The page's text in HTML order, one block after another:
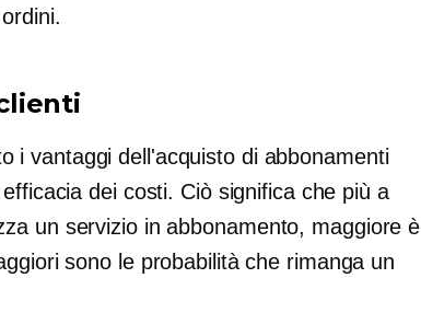
i vantaggi dell'acquisto di abbonamenti
efficacia dei costi. Ciò significa che più a
un servizio in abbonamento, maggiore è
sono le probabilità che rimanga un